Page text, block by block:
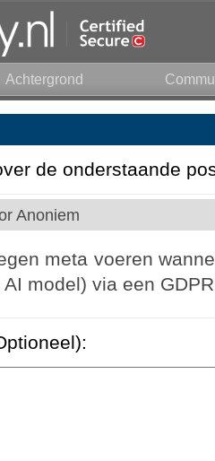
Achtergrond
de onderstaande
Anoniem
meta voeren
model) via een